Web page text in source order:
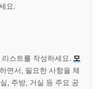
요.
스트를 작성하세요. 모
면서, 필요한 사항을 체
, 주방, 거실 등 주요 공